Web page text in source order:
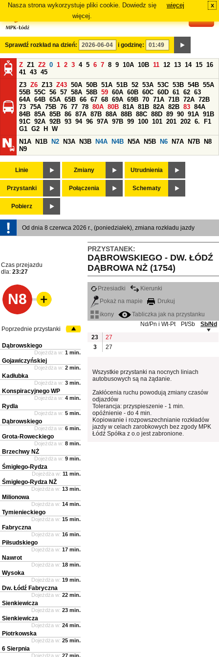
Nasza strona wykorzystuje pliki cookie. Dowiedz się
więcej.
więcej x
Sprawdź rozkład na dzień: i godzinę:
Z Z1 Z2 0 1 2 3 4 5 6 7 8 9 10A 10B 11 12 13 14 15 16
41 43 45
Z3 Z6 Z13 Z43 50A 50B 51A 51B 52 53A 53C 53B 54B 55A
55B 55C 56 57 58A 58B 59 60A 60B 60C 60D 61 62 63
64A 64B 65A 65B 66 67 68 69A 69B 70 71A 71B 72A 72B
73 75A 75B 76 77 78 80A 80B 81A 81B 82A 82B 83 84A
84B 85A 85B 86 87A 87B 88A 88B 88C 88D 89 90 91A 91B
91C 92A 92B 93 94 96 97A 97B 99 100 101 201 202 6.
F1
G1 G2 H
W
N1A
N1B N2 N3A N3B N4A N4B N5A N5B N6 N7A N7B
N8
N9
Linie Zmiany Utrudnienia
Przystanki Połączenia Schematy
Pobierz
Od dnia 8 czerwca 2026 r., (poniedziałek), zmiana rozkładu jazdy
PRZYSTANEK:
DĄBROWSKIEGO - DW. ŁÓDŹ
DĄBROWA NŻ (1754)
Czas przejazdu
dla: 23:27
N8
Przesiadki
Kierunki
Pokaż na mapie
Drukuj
ikony
Tabliczka jak na przystanku
Nd/Pn i Wt-Pt
Pt/Sb
Sb/Nd
23
27
3
27
Wszystkie przystanki na nocnych liniach
autobusowych są na żądanie.
Zakłócenia ruchu powodują zmiany czasów
odjazdów
Tolerancja: przyspieszenie - 1 min.
opóźnienie - do 4 min.
Kopiowanie i rozpowszechnianie rozkładów
jazdy w celach zarobkowych bez zgody MPK
Łódź Spółka z o.o jest zabronione.
Poprzednie przystanki
Dąbrowskiego
Dojeżdża w: 1 min.
Gojawiczyńskiej
Dojeżdża w: 2 min.
Kadłubka
Dojeżdża w: 3 min.
Konspiracyjnego WP
Dojeżdża w: 4 min.
Rydla
Dojeżdża w: 5 min.
Dąbrowskiego
Dojeżdża w: 6 min.
Grota-Roweckiego
Dojeżdża w: 8 min.
Brzechwy NŻ
Dojeżdża w: 9 min.
Śmigłego-Rydza
Dojeżdża w: 11 min.
Śmigłego-Rydza NŻ
Dojeżdża w: 13 min.
Milionowa
Dojeżdża w: 14 min.
Tymienieckiego
Dojeżdża w: 15 min.
Fabryczna
Dojeżdża w: 16 min.
Piłsudskiego
Dojeżdża w: 17 min.
Nawrot
Dojeżdża w: 18 min.
Wysoka
Dojeżdża w: 19 min.
Dw. Łódź Fabryczna
Dojeżdża w: 22 min.
Sienkiewicza
Dojeżdża w: 23 min.
Sienkiewicza
Dojeżdża w: 24 min.
Piotrkowska
Dojeżdża w: 25 min.
6 Sierpnia
Dojeżdża w: 27 min.